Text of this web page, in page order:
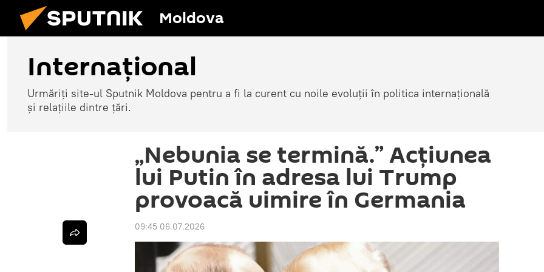
Moldova
Internațional
Urmăriți site-ul Sputnik Moldova pentru a fi la curent cu noile evoluții în politica internațională
și relațiile dintre țări.
„Nebunia se termină.” Acțiunea
lui Putin în adresa lui Trump
provoacă uimire în Germania
09:45 06.07.2026